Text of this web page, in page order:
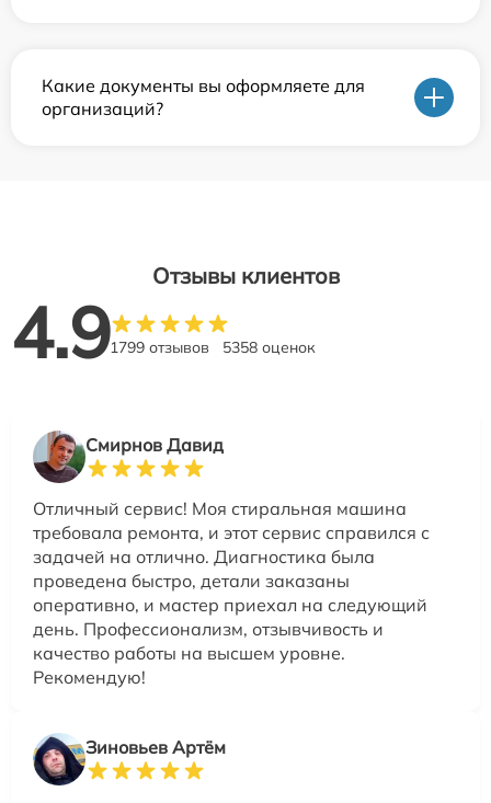
Какие документы вы оформляете для
организаций?
Отзывы клиентов
4.91799 отзывов 5358 оценок
Смирнов Давид
Отличный сервис! Моя стиральная машина
требовала ремонта, и этот сервис справился с
задачей на отлично. Диагностика была
проведена быстро, детали заказаны
оперативно, и мастер приехал на следующий
день. Профессионализм, отзывчивость и
качество работы на высшем уровне.
Рекомендую!
Зиновьев Артём